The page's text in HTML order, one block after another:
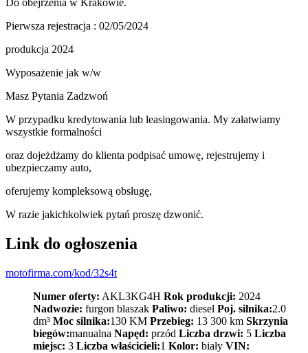
Do obejrzenia w Krakowie.
Pierwsza rejestracja : 02/05/2024
produkcja 2024
Wyposażenie jak w/w
Masz Pytania Zadzwoń
W przypadku kredytowania lub leasingowania. My załatwiamy
wszystkie formalności
oraz dojeżdżamy do klienta podpisać umowę, rejestrujemy i
ubezpieczamy auto,
oferujemy kompleksową obsługę,
W razie jakichkolwiek pytań proszę dzwonić.
Link do ogłoszenia
motofirma.com/kod/32s4t
Numer oferty: AKL3KG4H Rok produkcji: 2024
Nadwozie: furgon blaszak Paliwo: diesel Poj. silnika:2.0
dm³ Moc silnika:130 KM Przebieg: 13 300 km Skrzynia
biegów:manualna Napęd: przód Liczba drzwi: 5 Liczba
miejsc: 3 Liczba właścicieli:1 Kolor: biały VIN: